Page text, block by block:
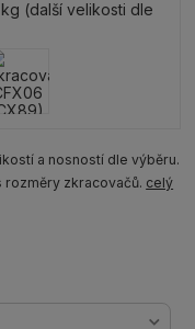
a nosností dle výběru.
rozměry zkracovačů. celý